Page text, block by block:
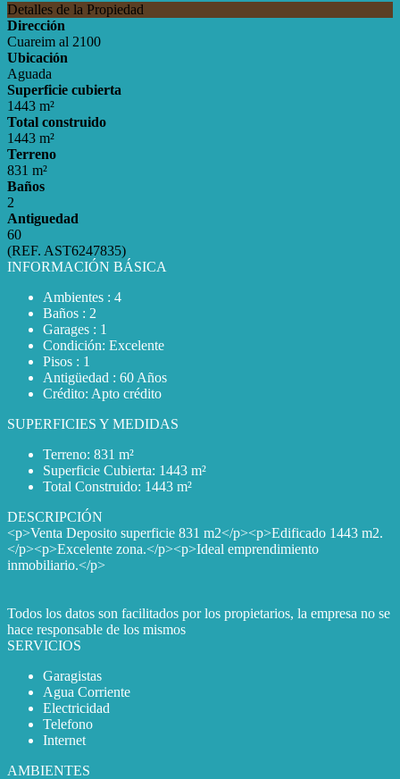
Detalles de la Propiedad
Dirección
Cuareim al 2100
Ubicación
Aguada
Superficie cubierta
1443 m²
Total construido
1443 m²
Terreno
831 m²
Baños
2
Antiguedad
60
(REF. AST6247835)
INFORMACIÓN BÁSICA
Ambientes : 4
Baños : 2
Garages : 1
Condición: Excelente
Pisos : 1
Antigüedad : 60 Años
Crédito: Apto crédito
SUPERFICIES Y MEDIDAS
Terreno: 831 m²
Superficie Cubierta: 1443 m²
Total Construido: 1443 m²
DESCRIPCIÓN
<p>Venta Deposito superficie 831 m2</p><p>Edificado 1443 m2.
</p><p>Excelente zona.</p><p>Ideal emprendimiento
inmobiliario.</p>
Todos los datos son facilitados por los propietarios, la empresa no se
hace responsable de los mismos
SERVICIOS
Garagistas
Agua Corriente
Electricidad
Telefono
Internet
AMBIENTES